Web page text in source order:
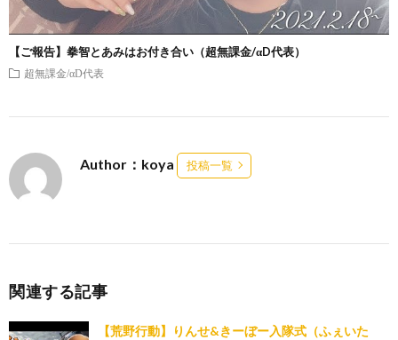
【ご報告】拳智とあみはお付き合い（超無課金/αD代表）
超無課金/αD代表
Author：koya 投稿一覧
関連する記事
【荒野行動】りんせ&きーぼー入隊式（ふぇいた